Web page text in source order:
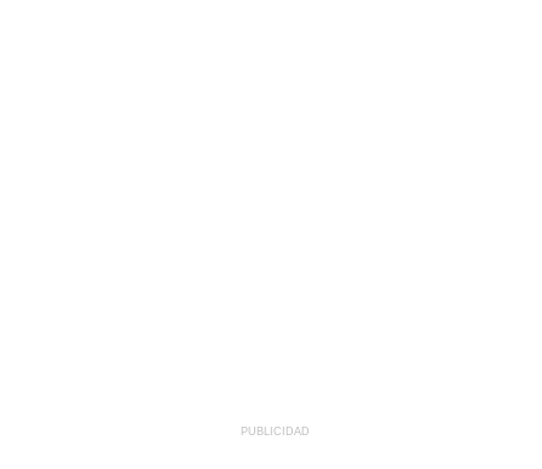
PUBLICIDAD